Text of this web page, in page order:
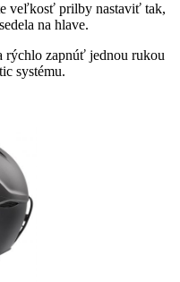
veľkosť prilby nastaviť tak,
na hlave.
rýchlo zapnúť jednou rukou
systému.